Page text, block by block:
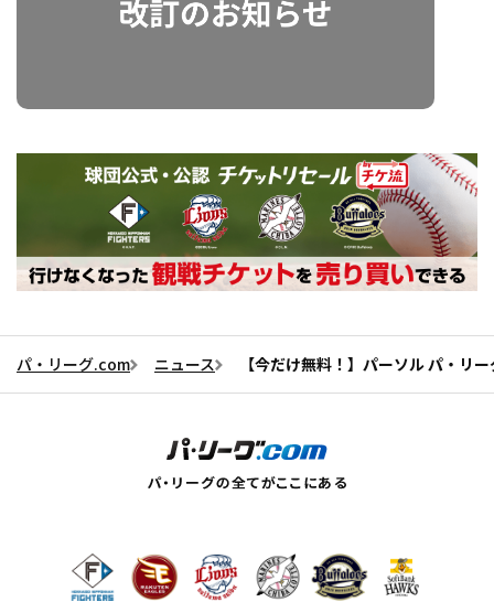
パ・リーグ.com ニュース 【今だけ無料！】パーソル パ・リ